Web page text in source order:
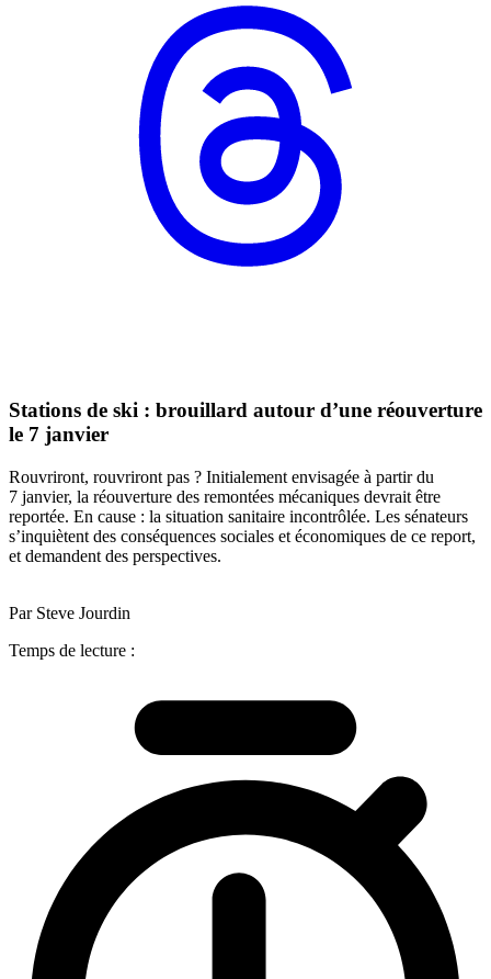
Stations de ski : brouillard autour d’une réouverture
le 7 janvier
Rouvriront, rouvriront pas ? Initialement envisagée à partir du
7 janvier, la réouverture des remontées mécaniques devrait être
reportée. En cause : la situation sanitaire incontrôlée. Les sénateurs
s’inquiètent des conséquences sociales et économiques de ce report,
et demandent des perspectives.
Par Steve Jourdin
Temps de lecture :